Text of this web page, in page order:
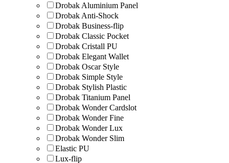
Drobak Aluminium Panel
Drobak Anti-Shock
Drobak Business-flip
Drobak Classic Pocket
Drobak Cristall PU
Drobak Elegant Wallet
Drobak Oscar Style
Drobak Simple Style
Drobak Stylish Plastic
Drobak Titanium Panel
Drobak Wonder Cardslot
Drobak Wonder Fine
Drobak Wonder Lux
Drobak Wonder Slim
Elastic PU
Lux-flip